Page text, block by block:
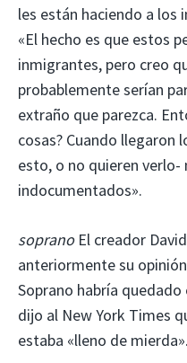
les están haciendo a los
«El hecho es que estos
inmigrantes, pero creo
probablemente serían
extraño que parezca.
cosas? Cuando llegaron
esto, o no quieren verlo-
indocumentados».
sopranoEl creador
anteriormente su
Soprano habría
dijo al New York Times
estaba «lleno de mierda».